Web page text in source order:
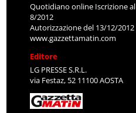
Quotidiano online Iscrizione
8/2012
Autorizzazione del 13/12/2012
www.gazzettamatin.com
Editore
LG PRESSE S.R.L.
via Festaz, 52 11100 AOSTA